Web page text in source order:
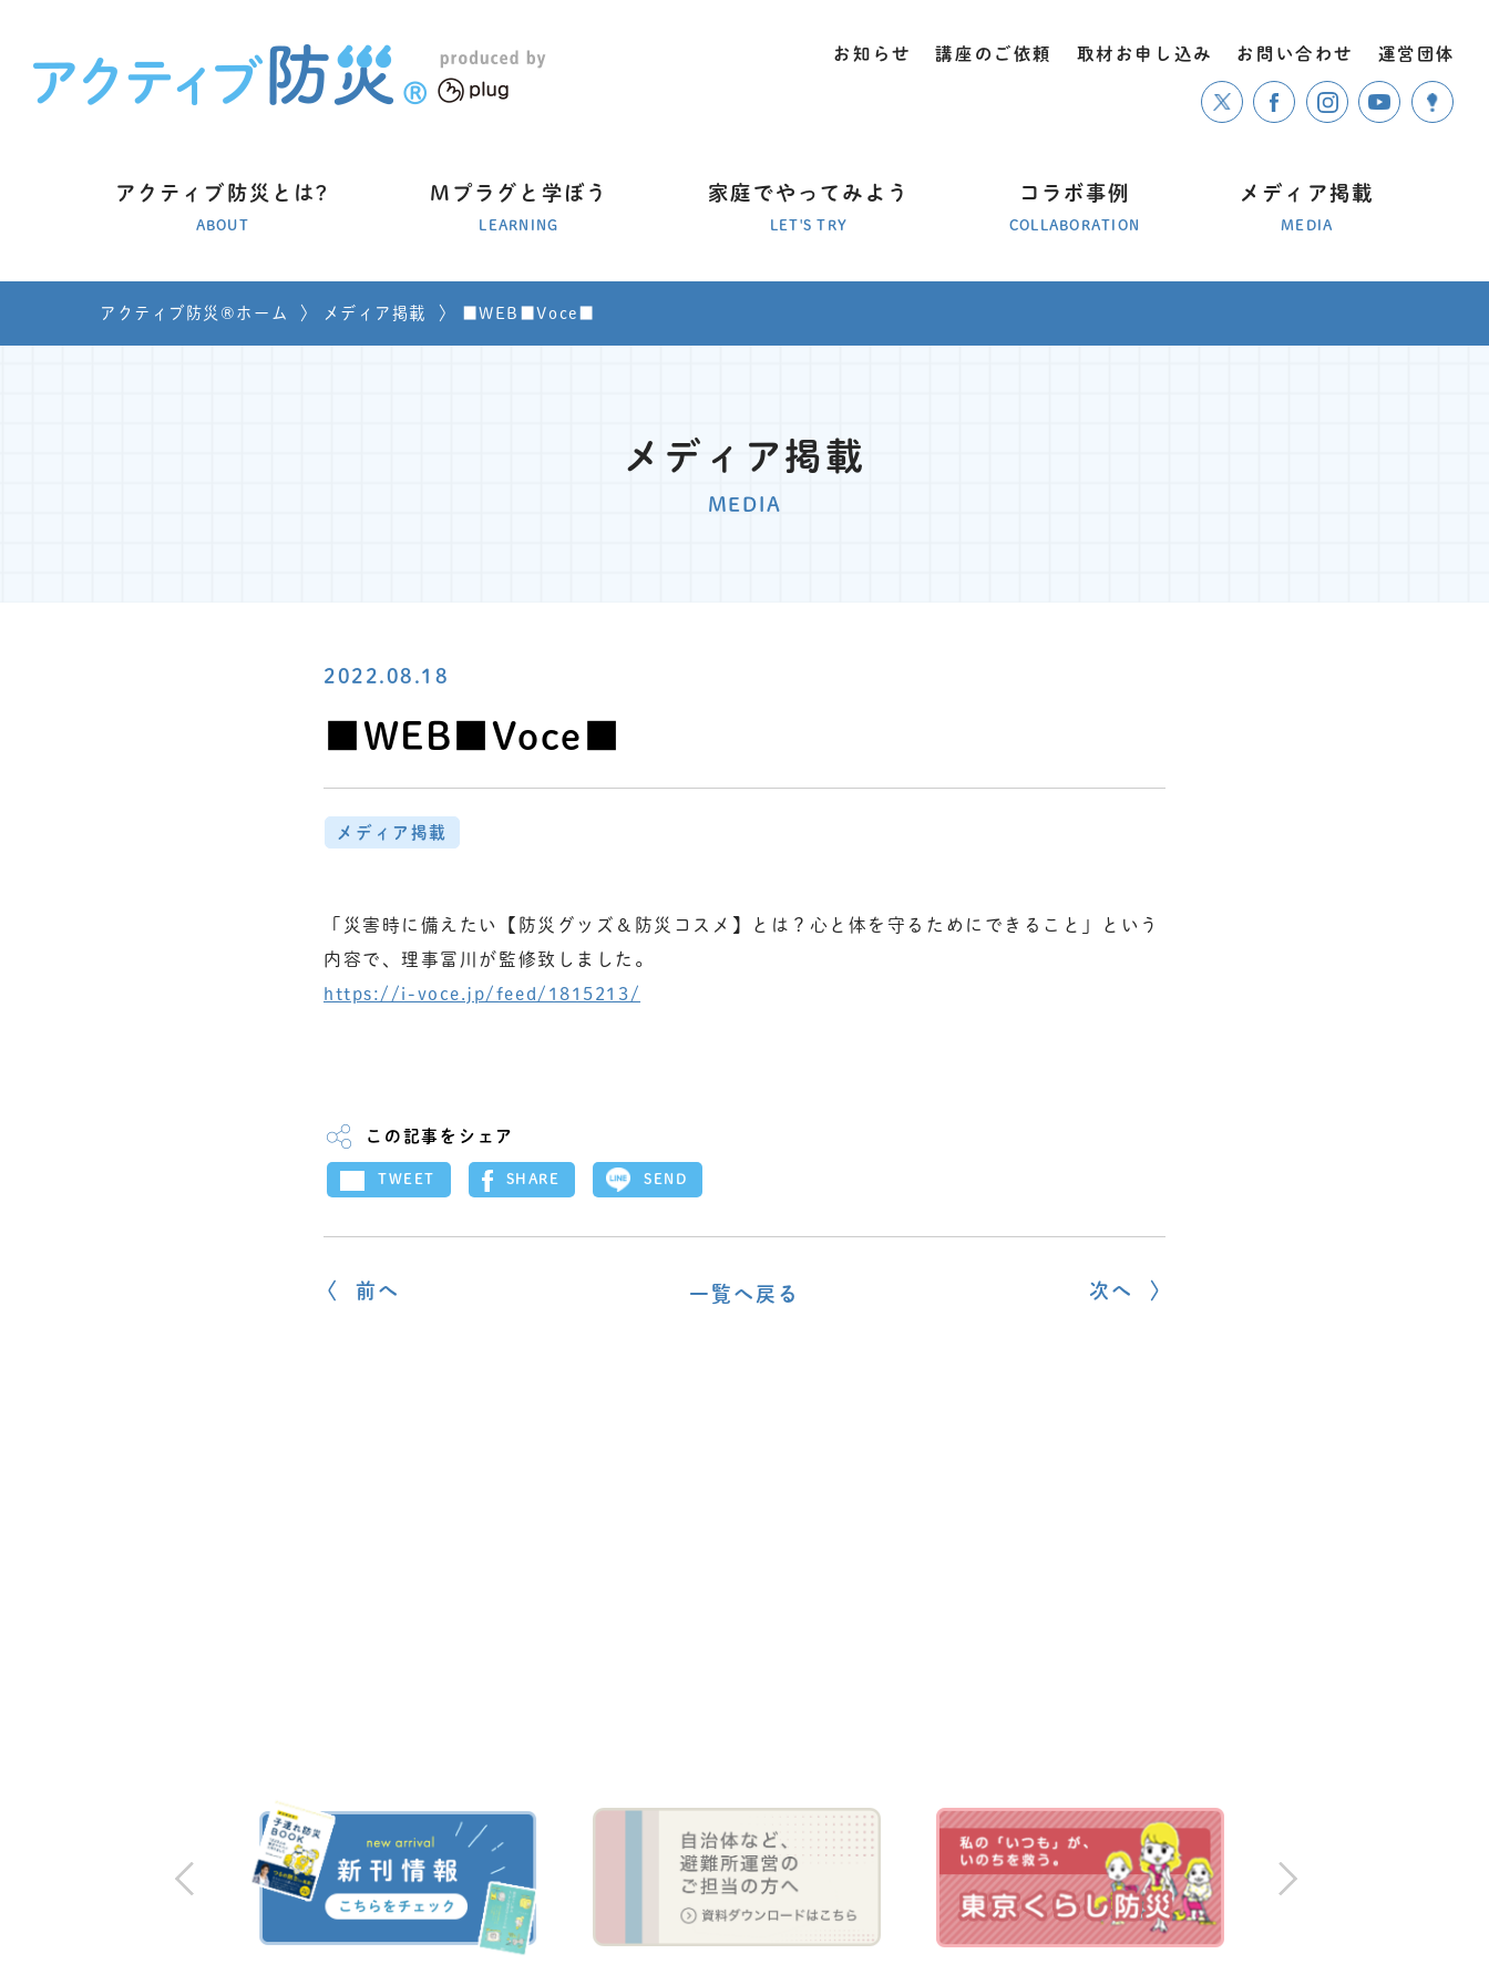
アクティブ防災とは?
ABOUT
Mプラグと学ぼう
LEARNING
家庭でやってみよう
LET'S TRY
コラボ事例
COLLABORATION
メディア掲載
MEDIA
お知らせ 講座のご依頼 取材お申し込み お問い合わせ 運営団体
アクティブ防災®ホーム 〉 メディア掲載 〉 ■WEB■Voce■
メディア掲載
MEDIA
2022.08.18
■WEB■Voce■
メディア掲載
「災害時に備えたい【防災グッズ＆防災コスメ】とは？心と体を守るためにできること」という
内容で、理事冨川が監修致しました。
https://i-voce.jp/feed/1815213/
この記事をシェア
TWEET SHARE SEND
一覧へ戻る